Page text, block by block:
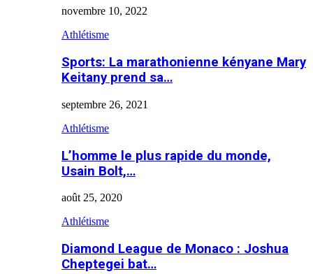
novembre 10, 2022
Athlétisme
Sports: La marathonienne kényane Mary
Keitany prend sa…
septembre 26, 2021
Athlétisme
L’homme le plus rapide du monde,
Usain Bolt,…
août 25, 2020
Athlétisme
Diamond League de Monaco : Joshua
Cheptegei bat…